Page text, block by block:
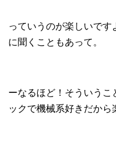
っていうのが楽しいで
に聞くこともあって。
ーなるほど！そういうこ
ックで機械系好きだから